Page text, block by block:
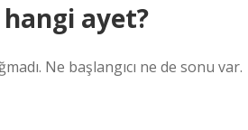
ayet?
Ne başlangıcı ne de sonu var.